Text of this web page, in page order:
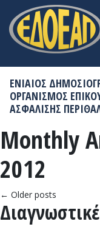
ΕΝΙΑΙΟΣ
ΟΡΓΑΝΙΣΜΟΣ
ΑΣΦΑΛΙΣΗΣ
Monthly
2012
← Older posts